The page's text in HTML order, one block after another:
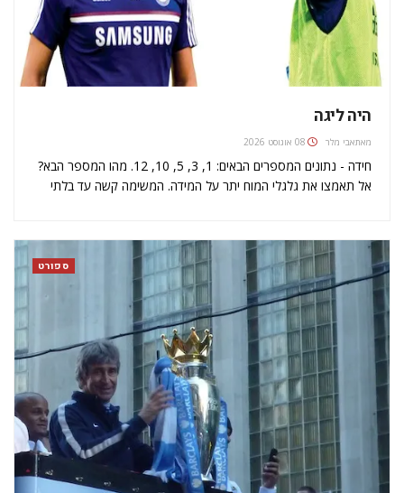
היה ליגה
מאתאבי מלר 08 אוגוסט 2026
חידה - נתונים המספרים הבאים: 1, 3, 5, 10, 12. מהו המספר הבא?
אל תאמצו את גלגלי המוח יתר על המידה. המשימה קשה עד בלתי
ספורט